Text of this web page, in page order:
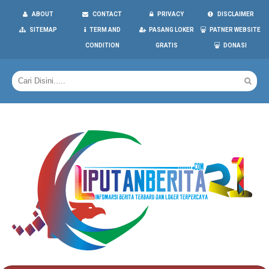
ABOUT CONTACT PRIVACY DISCLAIMER
SITEMAP TERM AND
CONDITION
PASANG LOKER
GRATIS
PATNER WEBSITE
DONASI